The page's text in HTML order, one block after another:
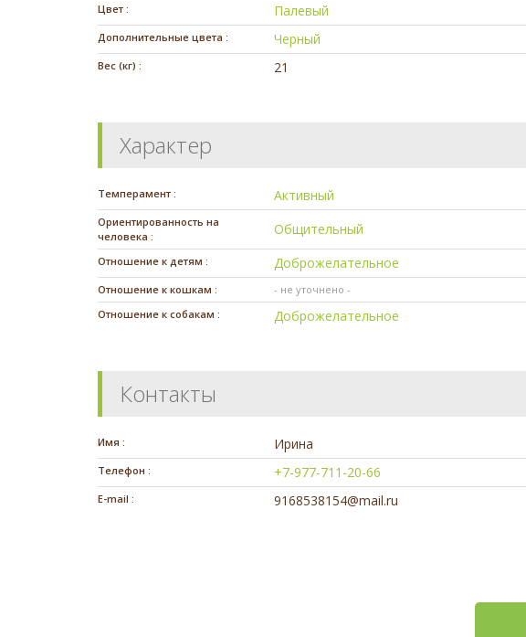
Цвет : Палевый
Дополнительные цвета : Черный
Вес (кг) : 21
Характер
Темперамент : Активный
Ориентированность на
человека :
Общительный
Отношение к детям : Доброжелательное
Отношение к кошкам :
- не уточнено -
Отношение к собакам :
Доброжелательное
Контакты
Имя : Ирина
Телефон : +7-977-711-20-66
E-mail : 9168538154@mail.ru